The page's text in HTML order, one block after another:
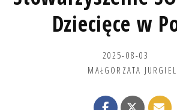
Dziecięce w
2025-08-03
MAŁGORZATA JURGIEL